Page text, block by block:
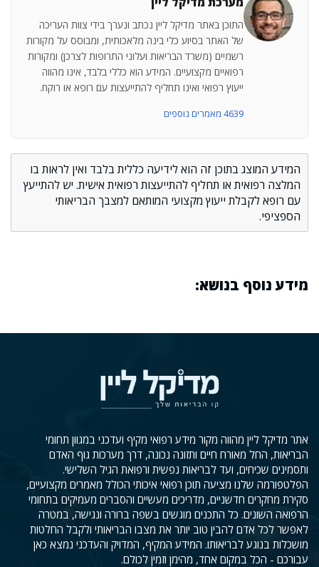
התוכן באתר מדיקל ליין נכתב ונערך בידי צוות העריכה
של האתר בסיוע כלי בינה מלאכותית, ומבוסס על מקורות
רשמיים (משרד הבריאות ועלוני התרופות לצרכן) ומקורות
רפואיים מקצועיים. המידע הוא כללי בלבד, אינו מהווה
ייעוץ רפואי ואינו תחליף להתייעצות עם רופא או רוקח.
4639 מאמרים נוספים
המידע המוצג בתוכן זה הוא לידיעה כללית בלבד ואין לראות בו
המלצה רפואית או תחליף להתייעצות רפואית אישית. יש להתייעץ
עם רופא לקבלת ייעוץ מקצועי המותאם למצבך הבריאותי
הספציפי.
מידע נוסף בנושא:
אתר מדיקל ליין מהווה מקור מידע רפואי מקיף ועדכני במגוון תחומי
הבריאות, החל מאורח חיים ותזונה נכונה, דרך מערכות גוף האדם
ותסמינים שכיחים, ועד לבריאות נפשית ורפואת הגיל השלישי.
הפלטפורמה שלנו מציעה תוכן רפואי איכותי הכולל מאמרים מקצועיים,
סקירת מחקרים חדשניים, מדריכים מעשיים והסברים מעמיקים בתחומי
הרפואה השונים. כל התכנים מוגשים בשפה ברורה ונגישה, במטרה
לאפשר לכל אדם להבין טוב יותר את מצבו הבריאותי ולקבל החלטות
מושכלות בנוגע לבריאותו. המידע המקיף, המדויק והעדכני נמצא כאן
עבורכם - הכל במקום אחד, מהימן וזמין לכולם.